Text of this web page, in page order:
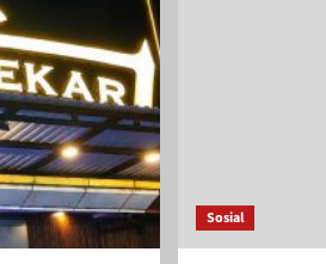
Sosial